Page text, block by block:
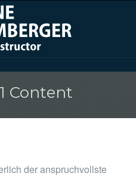
Content
der anspruchvollste